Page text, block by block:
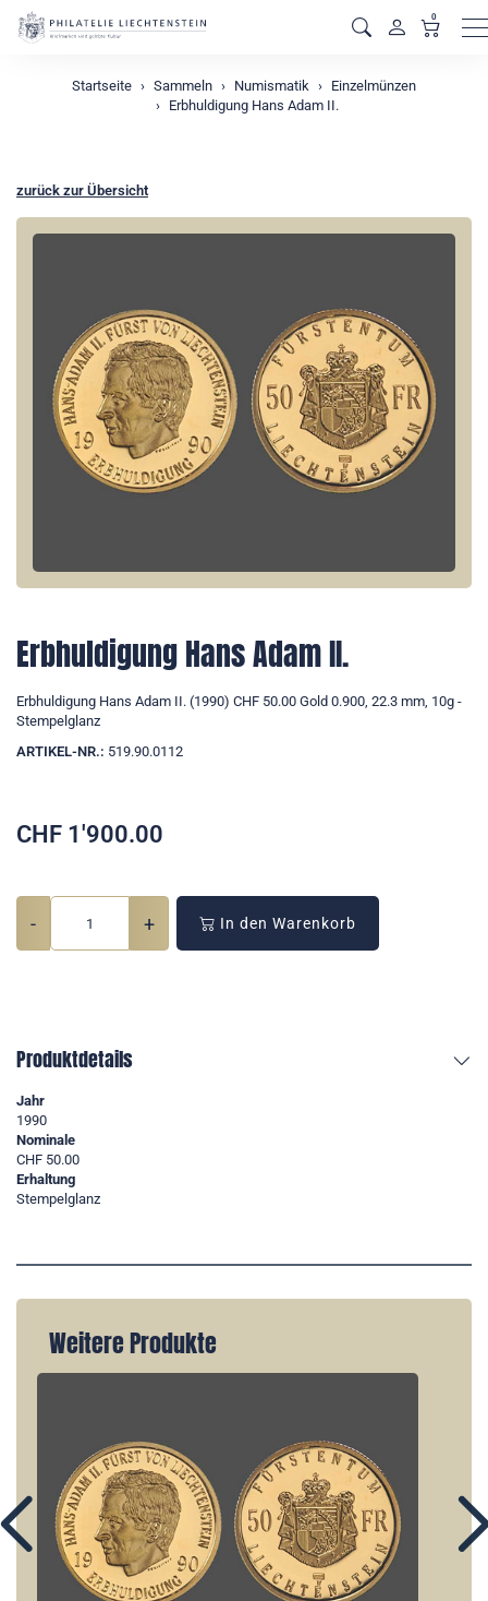
0
Startseite Sammeln Numismatik
Einzelmünzen
Erbhuldigung Hans Adam II.
zurück zur Übersicht
Erbhuldigung Hans Adam II.
Erbhuldigung Hans Adam II. (1990) CHF 50.00 Gold 0.900, 22.3 mm, 10g -
Stempelglanz
ARTIKEL-NR.: 519.90.0112
CHF 1'900.00
- + In den Warenkorb
Produktdetails
Jahr
1990
Nominale
CHF 50.00
Erhaltung
Stempelglanz
Weitere Produkte